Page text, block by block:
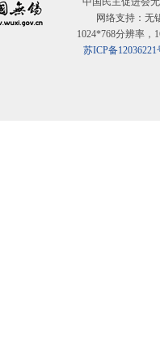
网络支持：无
1024*768分辨率，
苏ICP备12036221